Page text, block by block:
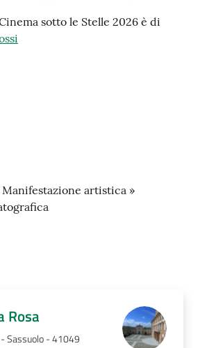
sotto le Stelle 2026 è di
artistica »
Rosa
Sassuolo - 41049